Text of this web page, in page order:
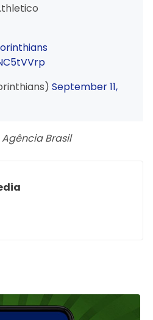
September 11,
Brasil